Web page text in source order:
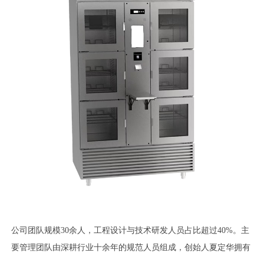
公司团队规模30余人，工程设计与技术研发人员占比超过40%。主
要管理团队由深耕行业十余年的规范人员组成，创始人夏定华拥有